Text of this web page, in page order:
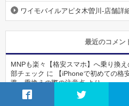
ワイモバイルアピタ木曽川-店舗詳
最近のコメン
MNPも楽々【格安スマホ】へ乗り換
部チェック に
【iPhoneで初めての格
準・乗換えの際の注意点より